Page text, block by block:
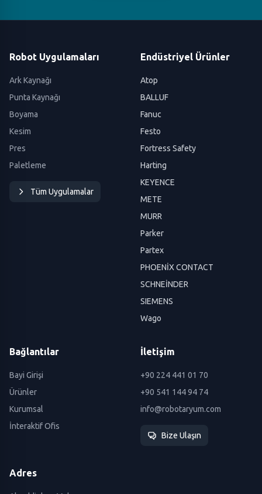
Robot Uygulamaları
Ark Kaynağı
Punta Kaynağı
Boyama
Kesim
Pres
Paletleme
Tüm Uygulamalar
Endüstriyel Ürünler
Atop
BALLUF
Fanuc
Festo
Fortress Safety
Harting
KEYENCE
METE
MURR
Parker
Partex
PHOENİX CONTACT
SCHNEİNDER
SIEMENS
Wago
Bağlantılar
Bayi Girişi
Ürünler
Kurumsal
İnteraktif Ofis
İletişim
+90 224 441 01 70
+90 541 144 94 74
info@robotaryum.com
Bize Ulaşın
Adres